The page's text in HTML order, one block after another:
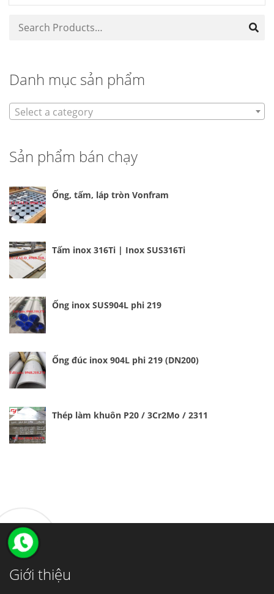
Danh mục sản phẩm
Select a category
Sản phẩm bán chạy
Ống, tấm, láp tròn Vonfram
Tấm inox 316Ti | Inox SUS316Ti
Ống inox SUS904L phi 219
Ống đúc inox 904L phi 219 (DN200)
Thép làm khuôn P20 / 3Cr2Mo / 2311
Giới thiệu